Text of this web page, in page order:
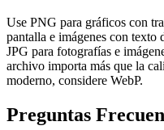
Use PNG para gráficos con
pantalla e imágenes con
JPG para fotografías e
archivo importa más que la
moderno, considere WebP.
Preguntas